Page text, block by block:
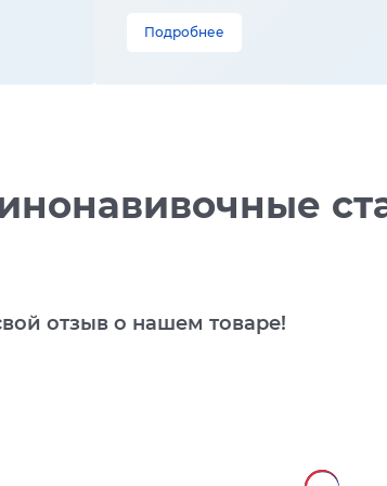
Подробнее
отзыв о нашем товаре!